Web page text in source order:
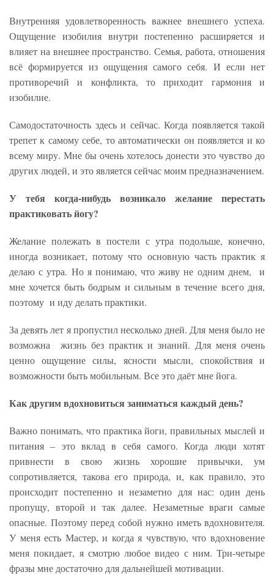
Внутренняя удовлетворенность важнее внешнего успеха.
Ощущение изобилия внутри постепенно расширяется и
влияет на внешнее пространство. Семья, работа, отношения
всё формируется из ощущения самого себя. И если нет
противоречий и конфликта, то приходит гармония и
изобилие.
Самодостаточность здесь и сейчас. Когда появляется такой
трепет к самому себе, то автоматически он появляется и ко
всему миру. Мне бы очень хотелось донести это чувство до
других людей, и это является сейчас моим предназначением.
У тебя когда-нибудь возникало желание перестать
практиковать йогу?
Желание полежать в постели с утра подольше, конечно,
иногда возникает, потому что основную часть практик я
делаю с утра. Но я понимаю, что живу не одним днем, и
мне хочется быть бодрым и сильным в течение всего дня,
поэтому и иду делать практики.
За девять лет я пропустил несколько дней. Для меня было не
возможна жизнь без практик и знаний. Для меня очень
ценно ощущение силы, ясности мысли, спокойствия и
возможности быть мобильным. Все это даёт мне йога.
Как другим вдохновиться заниматься каждый день?
Важно понимать, что практика йоги, правильных мыслей и
питания – это вклад в себя самого. Когда люди хотят
привнести в свою жизнь хорошие привычки, ум
сопротивляется, такова его природа, и, как правило, это
происходит постепенно и незаметно для нас: один день
пропущу, второй и так далее. Незаметные враги самые
опасные. Поэтому перед собой нужно иметь вдохновителя.
У меня есть Мастер, и когда я чувствую, что вдохновение
меня покидает, я смотрю любое видео с ним. Три-четыре
фразы мне достаточно для дальнейшей мотивации.